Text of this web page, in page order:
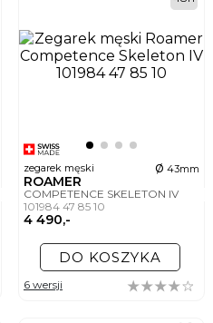
zegarek męski ø 43mm
ROAMER
COMPETENCE SKELETON IV
101984 47 85 10
4 490,-
DO KOSZYKA
6 wersji